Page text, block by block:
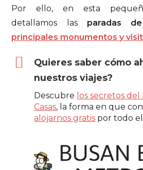
Por ello, en esta
detallamos las paradas
principales monumentos y
Quieres saber cómo
nuestros viajes?
Descubre los secretos
Casas, la forma en que
alojarnos gratis por todo